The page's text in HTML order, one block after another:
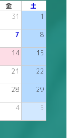
金 土
31 1
7 8
14 15
21 22
28 29
4 5